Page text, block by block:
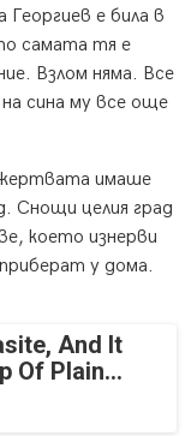
е била в
самата тя е
Взлом няма. Все
сина му все още
жертвата имаше
Снощи целия град
което изнерви
у дома.
And It
Of Plain...